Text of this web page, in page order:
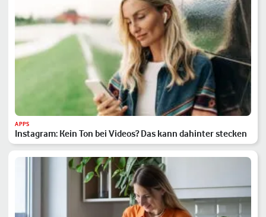
APPS
Instagram: Kein Ton bei Videos? Das kann dahinter stecken